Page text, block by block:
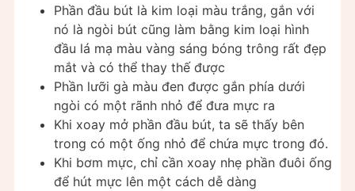
Phần đầu bút là kim loại màu trắng, gắn với
nó là ngòi bút cũng làm bằng kim loại hình
đầu lá mạ màu vàng sáng bóng trông rất đẹp
mắt và có thể thay thế được
Phần lưỡi gà màu đen được gắn phía dưới
ngòi có một rãnh nhỏ để đưa mực ra
Khi xoay mở phần đầu bút, ta sẽ thấy bên
trong có một ống nhỏ để chứa mực trong đó.
Khi bơm mực, chỉ cần xoay nhẹ phần đuôi ống
để hút mực lên một cách dễ dàng